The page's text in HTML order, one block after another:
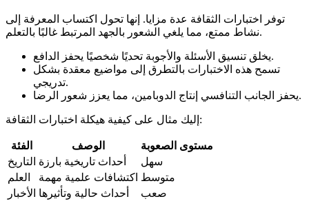
توفر اختبارات الثقافة عدة مزايا. إنها تحول اكتساب المعرفة إلى
نشاط ممتع، مما يلغي الشعور بالجهد المرتبط غالبًا بالتعلم.
يخلق تنسيق الأسئلة والأجوبة تحديًا شخصيًا يحفز الدافع.
تسمح هذه الاختبارات بالتطرق إلى مواضيع معقدة بشكل
تدريجي.
يحفز الجانب التنافسي إنتاج الدوبامين، مما يعزز شعور الرضا.
إليك مثال على كيفية هيكلة اختبارات الثقافة:
الفئة الوصف
مستوى الصعوبة
التاريخ أحداث تاريخية بارزة
سهل
العلم
اكتشافات علمية مهمة متوسط
الأخبار أحداث حالية وتأثيرها صعب